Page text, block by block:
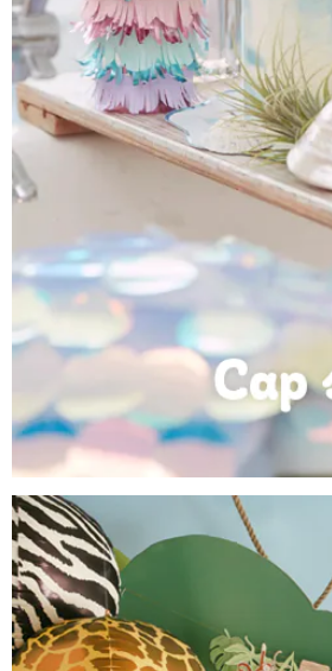
Anniversaire Mer et Océan